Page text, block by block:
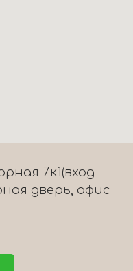
7к1(вход
дверь, офис